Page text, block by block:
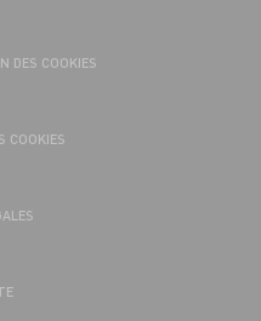
DES COOKIES
COOKIES